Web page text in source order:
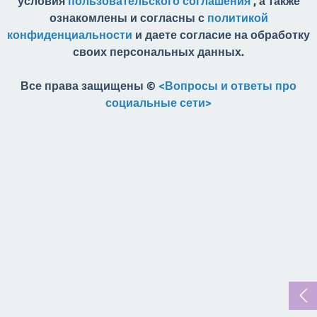
ознакомлены и согласны с политикой
конфиденциальности и даете согласие на обработку
своих персональных данных.
Все права защищены © <Вопросы и ответы про
социальные сети>